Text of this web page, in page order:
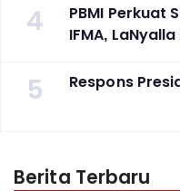
4
PBMI Perkuat
IFMA,
5 Respons
Berita Terbaru